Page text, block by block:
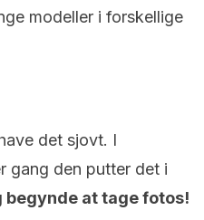
modeller i forskellige
det sjovt. I
gang den putter det i
begynde at tage fotos!